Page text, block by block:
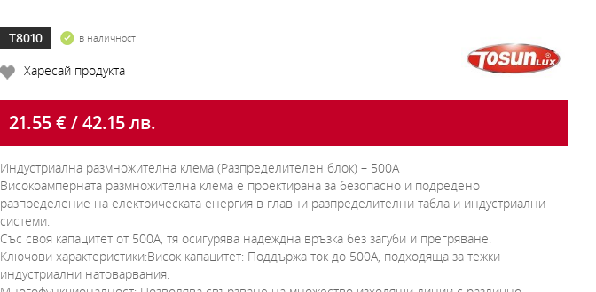
T8010 в наличност
Харесай продукта
21.55 € / 42.15 лв.
Индустриална размножителна клема (Разпределителен блок) – 500A
Високоамперната размножителна клема е проектирана за безопасно и подредено
разпределение на електрическата енергия в главни разпределителни табла и индустриални
системи.
Със своя капацитет от 500A, тя осигурява надеждна връзка без загуби и прегряване.
Ключови характеристики:Висок капацитет: Поддържа ток до 500A, подходяща за тежки
индустриални натоварвания.